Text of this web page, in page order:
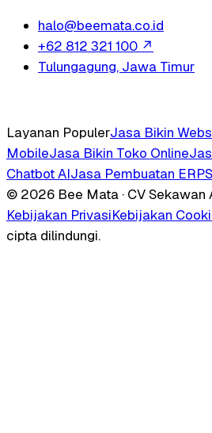
halo@beemata.co.id
+62 812 321 100 ↗
Tulungagung, Jawa Timur
Layanan PopulerJasa Bikin
MobileJasa Bikin Toko Online
Chatbot AIJasa Pembuatan ERP
© 2026 Bee Mata · CV Sekawan
Kebijakan PrivasiKebijakan
cipta dilindungi.